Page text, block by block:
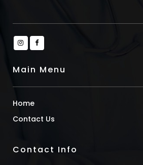
Main Menu
Home
Contact Us
Contact Info